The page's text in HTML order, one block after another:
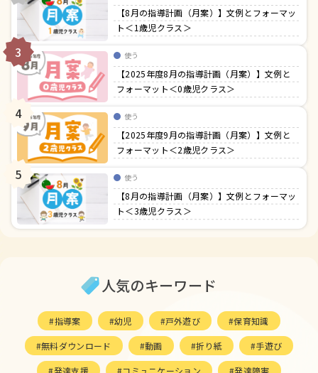
【8月の指導計画（月案）】文例とフォーマッ
ト＜1歳児クラス＞
3 使う
【2025年度8月の指導計画（月案）】文例と
フォーマット＜0歳児クラス＞
4 使う
【2025年度9月の指導計画（月案）】文例と
フォーマット＜2歳児クラス＞
5 使う
【8月の指導計画（月案）】文例とフォーマッ
ト＜3歳児クラス＞
人気のキーワード
指導案 幼児 戸外遊び 保育知識
無料ダウンロード 動画 折り紙 手遊び
発達支援 コミュニケーション 発達障害